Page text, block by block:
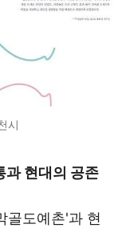
시
현대의 공존
골도예촌'과 현